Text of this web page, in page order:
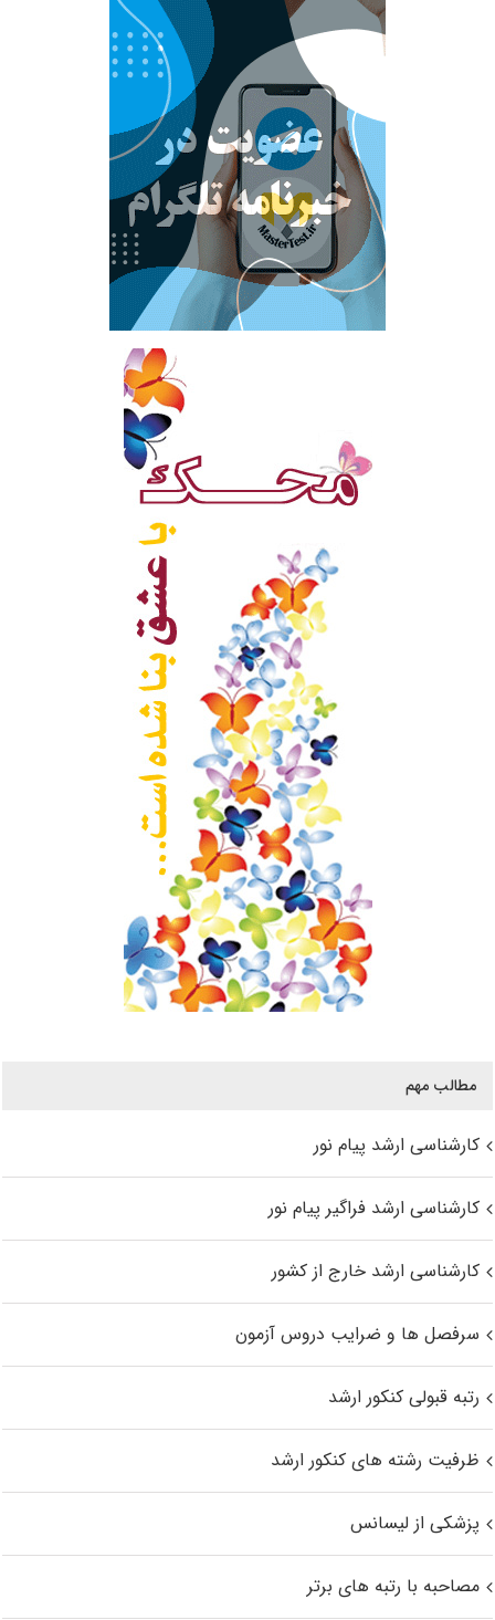
مطالب مهم
کارشناسی ارشد پیام نور
کارشناسی ارشد فراگیر پیام نور
کارشناسی ارشد خارج از کشور
سرفصل ها و ضرایب دروس آزمون
رتبه قبولی کنکور ارشد
ظرفیت رشته های کنکور ارشد
پزشکی از لیسانس
مصاحبه با رتبه های برتر